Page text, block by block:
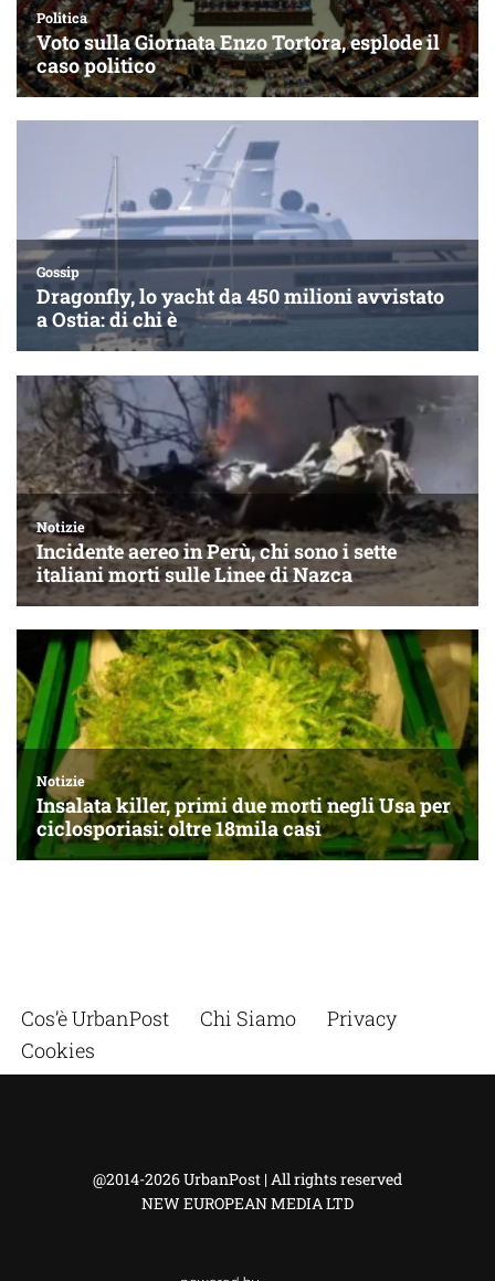
Cos’è UrbanPost Chi Siamo
Privacy
Cookies
@2014-2026 UrbanPost | All rights reserved
NEW EUROPEAN MEDIA LTD